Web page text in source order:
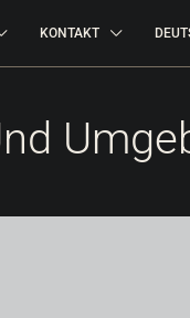
KONTAKT